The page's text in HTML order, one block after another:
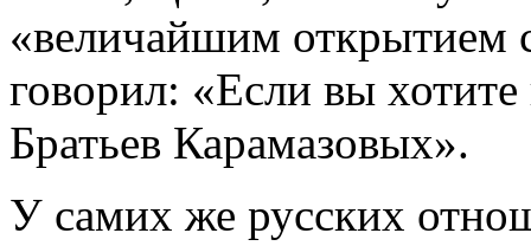
«величайшим открытием
говорил: «Если вы
Братьев Карамазовых».
У самих же русских